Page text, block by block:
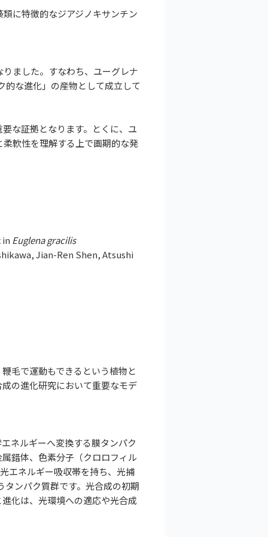
に特徴的なジアジノキサンチン
ました。すなわち、ユーグレナ
的な進化」の産物として成立して
な証拠となります。とくに、ユ
軟性を理解する上で画期的な発
Euglena gracilis
Jian-Ren Shen, Atsushi
毛で運動もできるという植物と
の進化研究において重要なモデ
ネルギーへ変換する膜タンパク
錯体、色素分子（クロロフィル
エネルギー吸収帯を持ち、光捕
ンパク質群です。光合成の初期
化は、光環境への適応や光合成